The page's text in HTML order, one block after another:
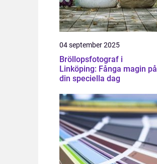
04 september 2025
Bröllopsfotograf i
Linköping: Fånga magin på
din speciella dag